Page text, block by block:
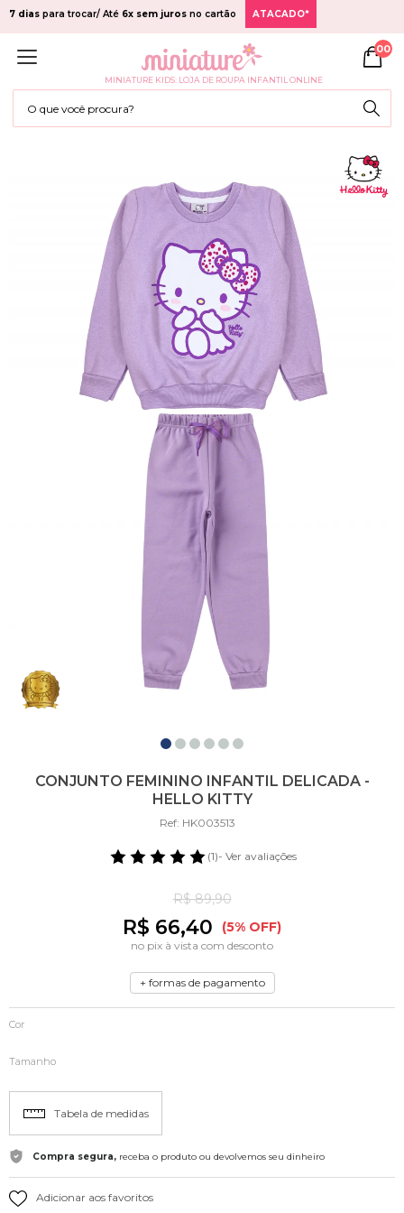
7 dias para trocar/ Até 6x sem juros no cartão ATACADO*
MINIATURE KIDS: LOJA DE ROUPA INFANTIL ONLINE
00
CONJUNTO FEMININO INFANTIL DELICADA -
HELLO KITTY
Ref: HK003513
(1)- Ver avaliações
R$ 89,90
R$ 66,40 (5% OFF)
no pix à vista com desconto
+ formas de pagamento
Cor
Tamanho
Tabela de medidas
Compra segura, receba o produto ou devolvemos seu dinheiro
Adicionar aos favoritos